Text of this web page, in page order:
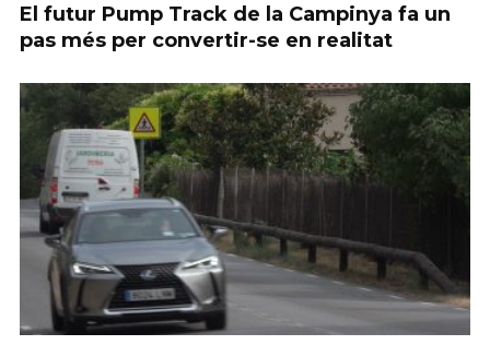
El futur Pump Track de la Campinya fa un
pas més per convertir-se en realitat